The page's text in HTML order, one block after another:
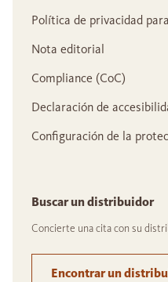
Política de privacidad
Nota editorial
Compliance (CoC)
Declaración de
Configuración de la
Buscar un distribuidor
Concierte una cita con su
Encontrar un